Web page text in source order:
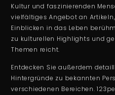
Kultur und faszinierenden
vielfältiges Angebot an
Einblicken in das Leben
zu kulturellen Highlights und
Themen reicht.
Entdecken Sie außerdem
Hintergründe zu bekannten
verschiedenen Bereichen.